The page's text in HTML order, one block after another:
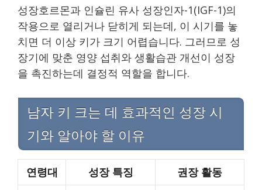
성장호르몬과 인슐린 유사 성장인자-1(IGF-1)의
작용으로 열리거나 닫히게 되는데, 이 시기를 놓
치면 더 이상 키가 크기 어렵습니다. 그러므로 성
장기에 맞춘 영양 섭취와 생활습관 개선이 성장
을 촉진하는데 결정적 역할을 합니다.
남자 키 크는 데 효과적인 성장 시
기와 알아야 할 이유
연령대 성장 특징
권장 활동